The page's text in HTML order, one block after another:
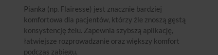
Pianka (np. Flairesse) jest znacznie bardziej
komfortowa dla pacjentów, którzy źle znoszą gęstą
konsystencję żelu. Zapewnia szybszą aplikację,
łatwiejsze rozprowadzanie oraz większy komfort
podczas zabiegu.